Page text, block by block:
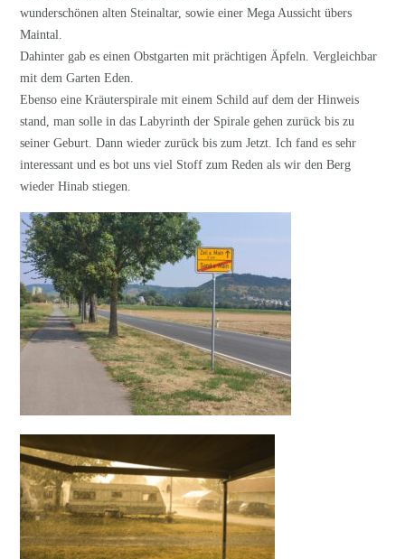
wunderschönen alten Steinaltar, sowie einer Mega Aussicht übers
Maintal.
Dahinter gab es einen Obstgarten mit prächtigen Äpfeln. Vergleichbar
mit dem Garten Eden.
Ebenso eine Kräuterspirale mit einem Schild auf dem der Hinweis
stand, man solle in das Labyrinth der Spirale gehen zurück bis zu
seiner Geburt. Dann wieder zurück bis zum Jetzt. Ich fand es sehr
interessant und es bot uns viel Stoff zum Reden als wir den Berg
wieder Hinab stiegen.